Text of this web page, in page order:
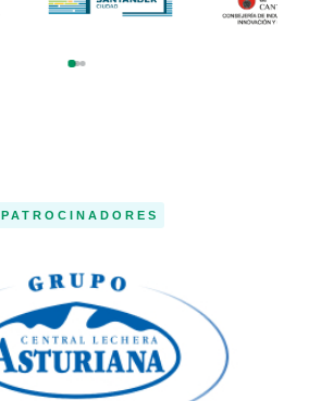
PATROCINADORES